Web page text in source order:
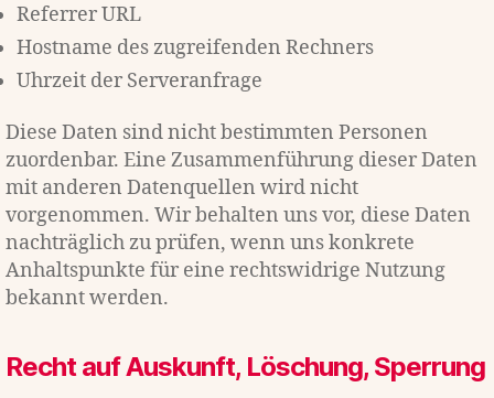
Referrer URL
Hostname des zugreifenden Rechners
Uhrzeit der Serveranfrage
Diese Daten sind nicht bestimmten Personen
zuordenbar. Eine Zusammenführung dieser Daten
mit anderen Datenquellen wird nicht
vorgenommen. Wir behalten uns vor, diese Daten
nachträglich zu prüfen, wenn uns konkrete
Anhaltspunkte für eine rechtswidrige Nutzung
bekannt werden.
Recht auf Auskunft, Löschung, Sperrung